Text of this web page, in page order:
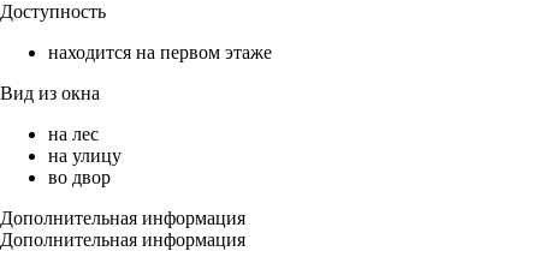
Доступность
находится на первом этаже
Вид из окна
на лес
на улицу
во двор
Дополнительная информация
Дополнительная информация